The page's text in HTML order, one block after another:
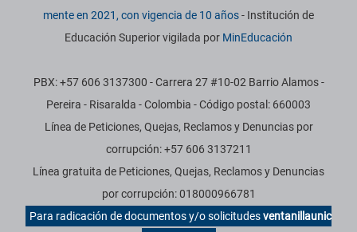
mente en 2021, con vigencia de 10 años- Institución de
Educación Superior vigilada por MinEducación
PBX: +57 606 3137300 - Carrera 27 #10-02 Barrio Alamos -
Pereira - Risaralda - Colombia - Código postal: 660003
Línea de Peticiones, Quejas, Reclamos y Denuncias por
corrupción: +57 606 3137211
Línea gratuita de Peticiones, Quejas, Reclamos y Denuncias
por corrupción: 018000966781
Para radicación de documentos y/o solicitudesventanillaunic